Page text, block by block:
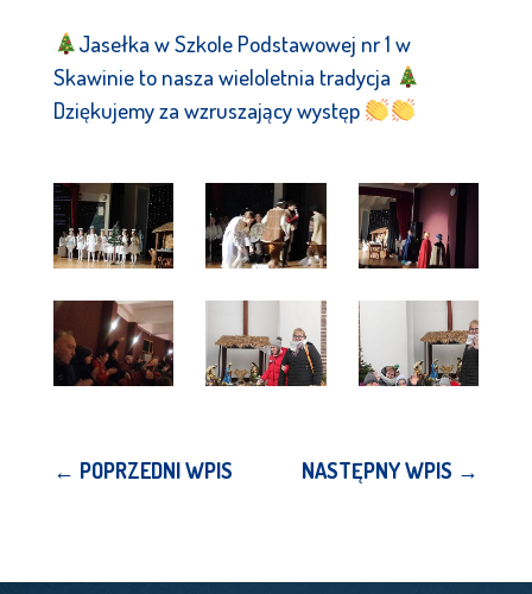
Jasełka w Szkole Podstawowej nr 1 w
Skawinie to nasza wieloletnia tradycja
Dziękujemy za wzruszający występ
← POPRZEDNI WPIS NASTĘPNY WPIS →